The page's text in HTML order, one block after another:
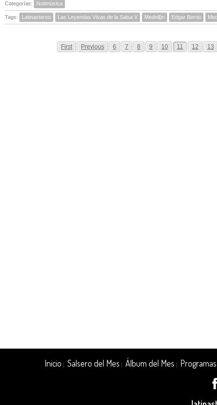
Categorías: Notimúsica
Tags: Latinastereo Las Leyendas Vivas de la Salsa V Medell[in Edgar Berrio
First Previous 6 7 8 9 10 11 12 13
Inicio |Salsero del Mes |Álbum del Mes Programas